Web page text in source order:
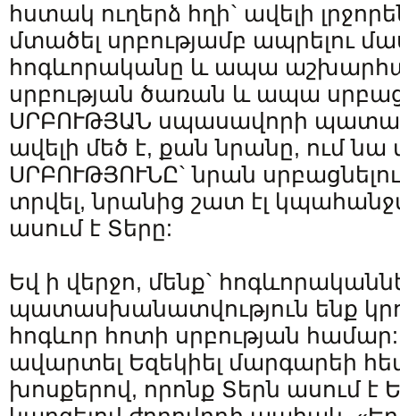
հստակ ուղերձ հղի` ավելի
մտածել սրբությամբ ապրելու
հոգևորականը և ապա
սրբության ծառան և ապա
ՍՐԲՈՒԹՅԱՆ սպասավորի
ավելի մեծ է, քան նրանը, ում նա
ՍՐԲՈՒԹՅՈՒՆԸ` նրան
տրվել, նրանից շատ էլ
ասում է Տերը:
Եվ ի վերջո, մենք`
պատասխանատվություն ենք
հոգևոր հոտի սրբության համար:
ավարտել Եզեկիել մարգարեի
խոսքերով, որոնք Տերն ասում է